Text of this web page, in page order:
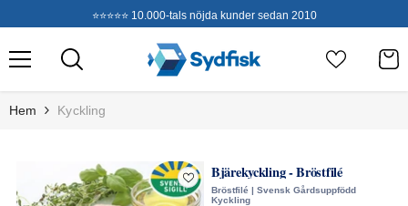
⭐⭐⭐⭐⭐ 10.000-tals nöjda kunder sedan 2010
Hem Kyckling
Bjärekyckling - Bröstfilé
Bröstfilé | Svensk Gårdsuppfödd
Kyckling